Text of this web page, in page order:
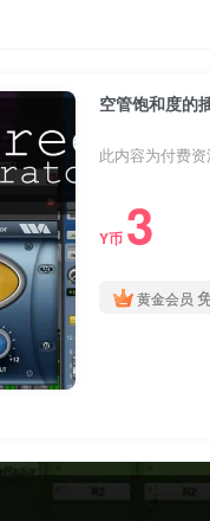
空管饱和度的
此内容为付费
Y币 3
黄金会员